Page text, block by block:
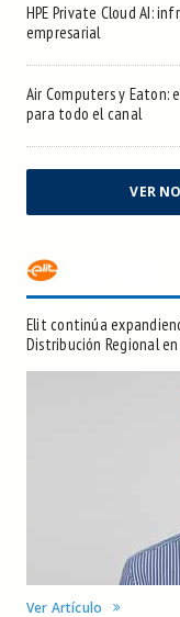
HPE Private Cloud AI:
empresarial
Air Computers y Eaton:
para todo el canal
VER
Elit continúa
Distribución Regional en
Ver Artículo